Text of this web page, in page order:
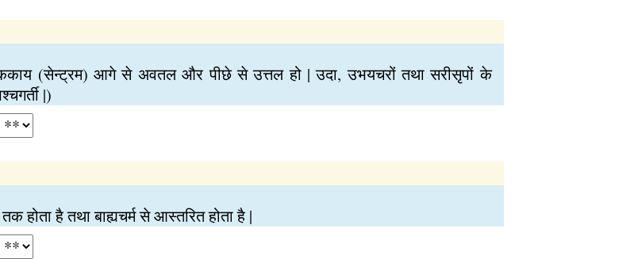
(सेन्ट्रम) आगे से अवतल और पीछे से उत्तल हो | उदा, उभयचरों तथा सरीसृपों के
|)
होता है तथा बाह्यचर्म से आस्तरित होता है |